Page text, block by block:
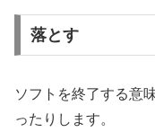
落とす
ソフトを終了する意
ったりします。